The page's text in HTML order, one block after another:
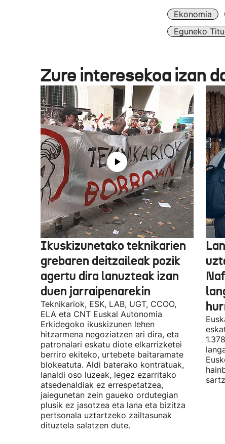
Ekonomia
Eguneko
Zure interesekoa izan
Ikuskizunetako teknikarien
grebaren deitzaileak pozik
agertu dira lanuzteak izan
duen jarraipenarekin
Teknikariok, ESK, LAB, UGT, CCOO,
ELA eta CNT Euskal Autonomia
Erkidegoko ikuskizunen lehen
hitzarmena negoziatzen ari dira, eta
patronalari eskatu diote elkarrizketei
berriro ekiteko, urtebete baitaramate
blokeatuta. Aldi baterako kontratuak,
lanaldi oso luzeak, legez ezarritako
atsedenaldiak ez errespetatzea,
jaiegunetan zein gaueko ordutegian
plusik ez jasotzea eta lana eta bizitza
pertsonala uztartzeko zailtasunak
dituztela salatzen dute.